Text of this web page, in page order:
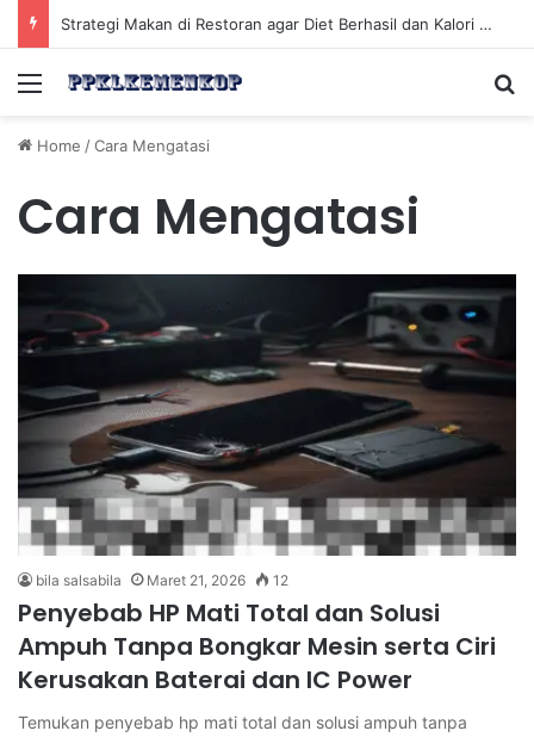
Strategi Makan di Restoran agar Diet Berhasil dan Kalori Tetap Terkontrol
Menu
Home /Cara Mengatasi
Cara Mengatasi
bila salsabila Maret 21, 2026 12
Penyebab HP Mati Total dan Solusi
Ampuh Tanpa Bongkar Mesin serta Ciri
Kerusakan Baterai dan IC Power
Temukan penyebab hp mati total dan solusi ampuh tanpa